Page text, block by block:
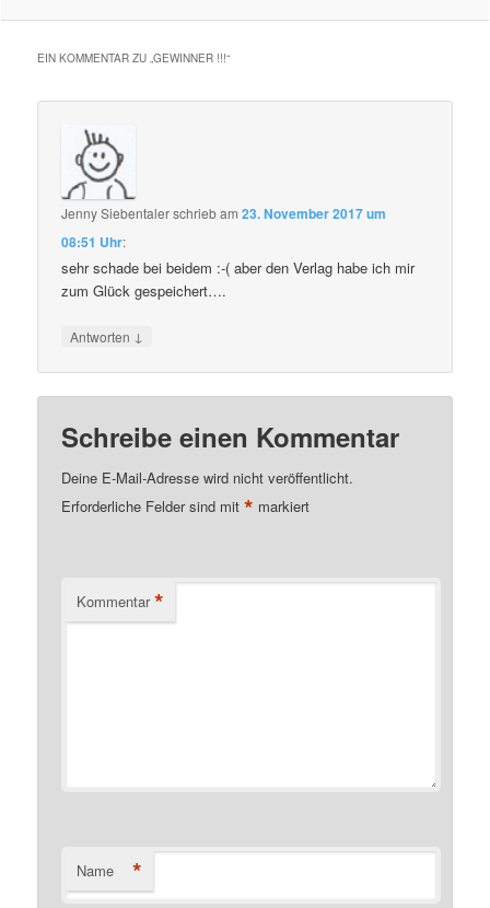
EIN KOMMENTAR ZU „GEWINNER !!!“
Jenny Siebentalerschriebam23. November 2017 um
08:51 Uhr:
sehr schade bei beidem :-( aber den Verlag habe ich mir
zum Glück gespeichert….
Antworten ↓
Schreibe einen Kommentar
Deine E-Mail-Adresse wird nicht veröffentlicht.
Erforderliche Felder sind mit* markiert
Kommentar *
Name *